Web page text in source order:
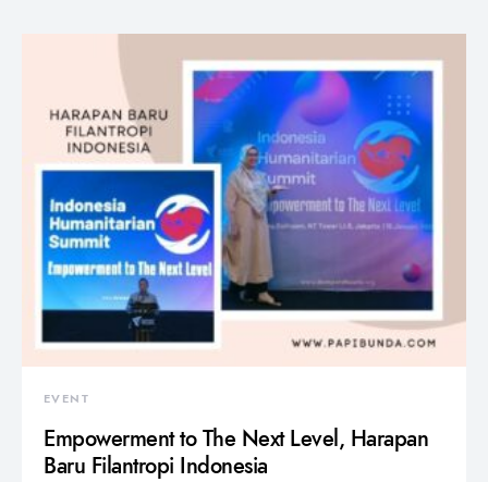
EVENT
Empowerment to The Next Level, Harapan
Baru Filantropi Indonesia